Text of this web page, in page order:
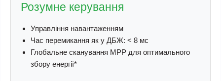
Розумне керування
Управління навантаженням
Час перемикання як у ДБЖ: < 8 мс
Глобальне сканування MPP для оптимального
збору енергії*